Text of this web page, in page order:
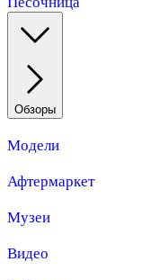
Обзоры
Модели
Афтермаркет
Музеи
Видео